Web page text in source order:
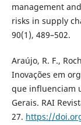
management
risks in supply
90(1), 489–502.
Araújo, R. F.,
Inovações em
que influenciam
Gerais. RAI
27. https://